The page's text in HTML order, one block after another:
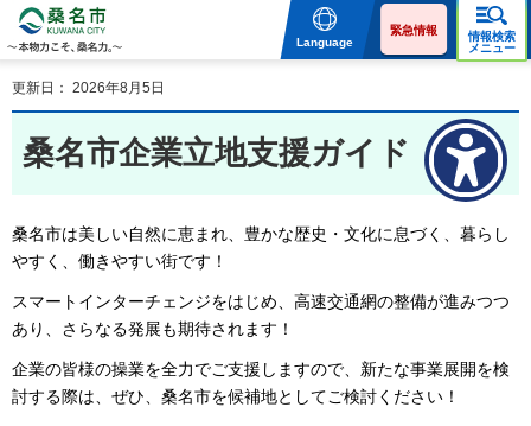
物力こそ、桑名力。
Language
緊急情報
情報検索
メニュー
更新日： 2026年8月5日
桑名市企業立地支援ガイド
桑名市は美しい自然に恵まれ、豊かな歴史・文化に息づく、暮らし
やすく、働きやすい街です！
スマートインターチェンジをはじめ、高速交通網の整備が進みつつ
あり、さらなる発展も期待されます！
企業の皆様の操業を全力でご支援しますので、新たな事業展開を検
討する際は、ぜひ、桑名市を候補地としてご検討ください！